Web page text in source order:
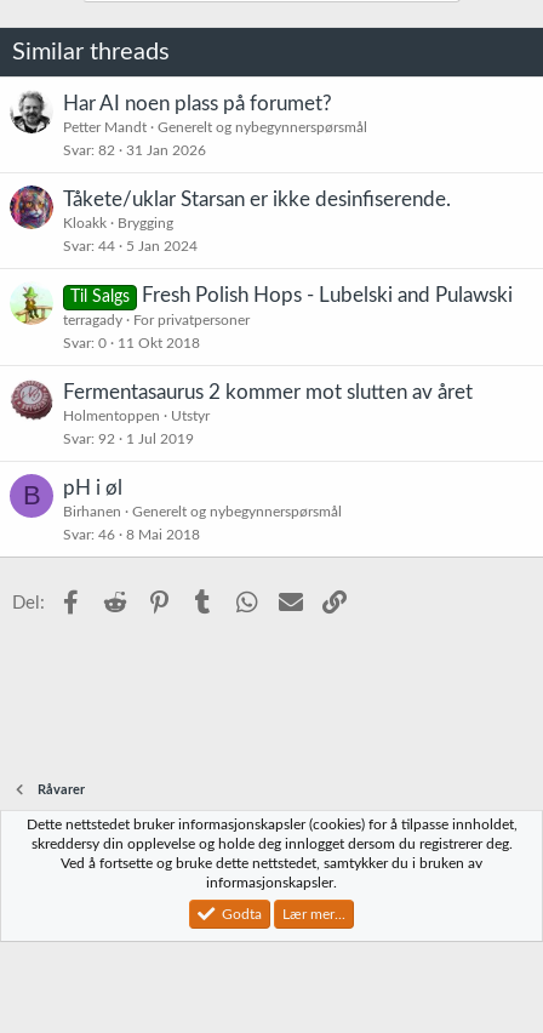
Similar threads
Har AI noen plass på forumet?
Petter Mandt
Generelt og nybegynnerspørsmål
Svar 82 31 Jan 2026
Tåkete/uklar Starsan er ikke desinfiserende.
Kloakk
Brygging
Svar 44 5 Jan 2024
Til Salgs Fresh Polish Hops - Lubelski and Pulawski
terragady
For privatpersoner
Svar 0 11 Okt 2018
Fermentasaurus 2 kommer mot slutten av året
Holmentoppen
Utstyr
Svar 92 1 Jul 2019
B pH i øl
Birhanen
Generelt og nybegynnerspørsmål
Svar 46 8 Mai 2018
Del: Facebook
Reddit PinterestTumblr WhatsApp
E-post
Råvarer
Norbrygg-default
Vilkår og regler Personvernregler
Community platform by XenForo® © 2010-2023 XenForo Ltd.
Dette nettstedet bruker informasjonskapsler (cookies) for å tilpasse innholdet,
skreddersy din opplevelse og holde deg innlogget dersom du registrerer deg.
Ved å fortsette og bruke dette nettstedet, samtykker du i bruken av
informasjonskapsler.
Godta Lær mer...